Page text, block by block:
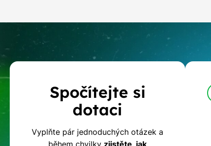
Kalkulačka
dotací
na
Spočítejte si
dotaci
Vyplňte pár jednoduchých otázek a
během chvilky zjistěte, jak